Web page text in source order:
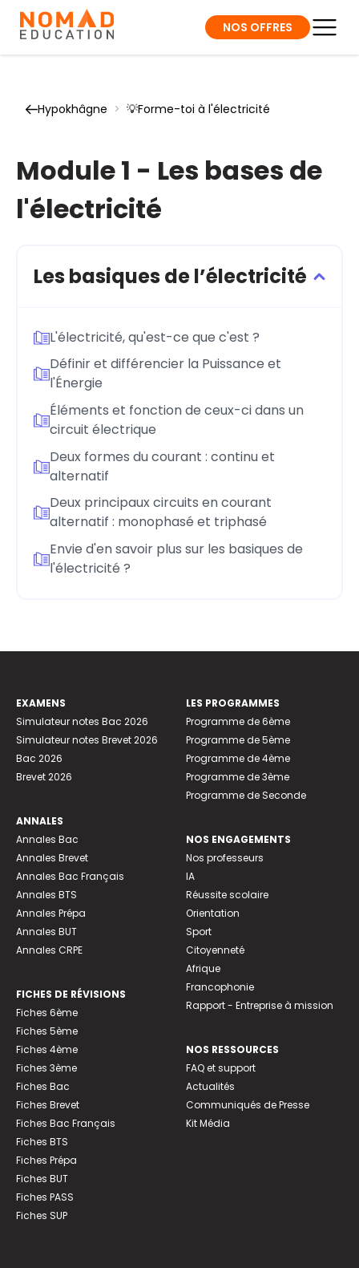
NOS OFFRES
Hypokhâgne > 💡Forme-toi à l'électricité
Module 1 - Les bases de
l'électricité
Les basiques de l’électricité
L'électricité, qu'est-ce que c'est ?
Définir et différencier la Puissance et
l'Énergie
Éléments et fonction de ceux-ci dans un
circuit électrique
Deux formes du courant : continu et
alternatif
Deux principaux circuits en courant
alternatif : monophasé et triphasé
Envie d'en savoir plus sur les basiques de
l'électricité ?
EXAMENS
Simulateur notes Bac 2026
Simulateur notes Brevet 2026
Bac 2026
Brevet 2026
ANNALES
Annales Bac
Annales Brevet
Annales Bac Français
Annales BTS
Annales Prépa
Annales BUT
Annales CRPE
FICHES DE RÉVISIONS
Fiches 6ème
Fiches 5ème
Fiches 4ème
Fiches 3ème
Fiches Bac
Fiches Brevet
Fiches Bac Français
Fiches BTS
Fiches Prépa
Fiches BUT
Fiches PASS
Fiches SUP
LES PROGRAMMES
Programme de 6ème
Programme de 5ème
Programme de 4ème
Programme de 3ème
Programme de Seconde
NOS ENGAGEMENTS
Nos professeurs
IA
Réussite scolaire
Orientation
Sport
Citoyenneté
Afrique
Francophonie
Rapport - Entreprise à mission
NOS RESSOURCES
FAQ et support
Actualités
Communiqués de Presse
Kit Média